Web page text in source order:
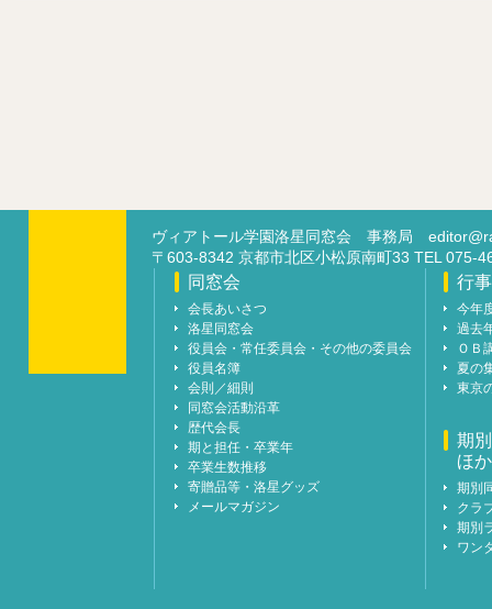
ヴィアトール学園洛星同窓会 事務局
〒603-8342 京都市北区小松原南町33 TEL 075-
同窓会
会長あいさつ
洛星同窓会
役員会・常任委員会・その他の委員会
役員名簿
会則／細則
同窓会活動沿革
歴代会長
期と担任・卒業年
卒業生数推移
寄贈品等・洛星グッズ
メールマガジン
行事
今年
過去
ＯＢ
夏の
東京
期
ほか
期別
クラ
期別
ワン